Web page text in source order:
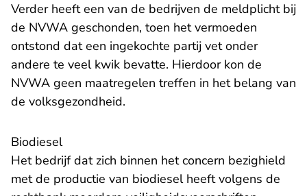
Verder heeft een van de bedrijven de meldplicht bij
de NVWA geschonden, toen het vermoeden
ontstond dat een ingekochte partij vet onder
andere te veel kwik bevatte. Hierdoor kon de
NVWA geen maatregelen treffen in het belang van
de volksgezondheid.
Biodiesel
Het bedrijf dat zich binnen het concern bezighield
met de productie van biodiesel heeft volgens de